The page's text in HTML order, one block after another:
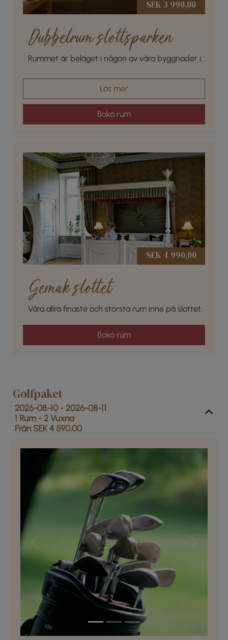
Dubbelrum slottsparken
Rummet är beläget i någon av våra byggnader i
Läs mer
SEK 3 990,00
Boka rum
Gemak slottet
Våra allra finaste och största rum inne på slottet.
SEK 4 990,00
Boka rum
Golfpaket
2026-08-10 - 2026-08-11
1 Rum - 2 Vuxna
Från SEK 4 590,00
Previous Next